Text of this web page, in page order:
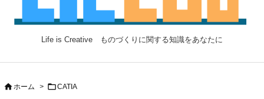
Life is Creative ものづくりに関する知識をあなたに
前へ

ホーム > CATIA